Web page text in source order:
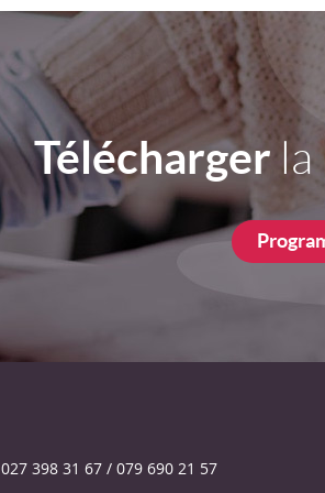
Télécharger
027 398 31 67 / 079 690 21 57